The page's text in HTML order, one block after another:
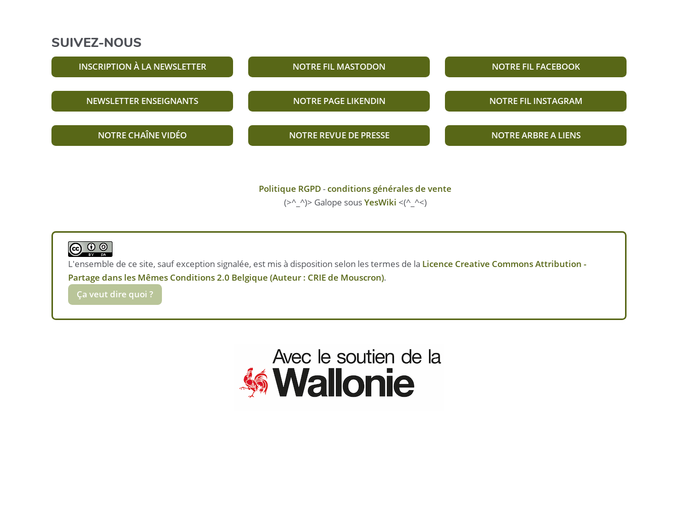
SUIVEZ-NOUS
INSCRIPTION À LA NEWSLETTER
NEWSLETTER ENSEIGNANTS
NOTRE CHAÎNE VIDÉO
NOTRE FIL MASTODON
NOTRE PAGE LIKENDIN
NOTRE REVUE DE PRESSE
NOTRE FIL FACEBOOK
NOTRE FIL INSTAGRAM
NOTRE ARBRE A LIENS
Politique RGPD-conditions générales de vente
(>^_^)> Galope sousYesWiki <(^_^<)
L'ensemble de ce site, sauf exception signalée, est mis à disposition selon les termes de la Licence Creative Commons Attribution -
Partage dans les Mêmes Conditions 2.0 Belgique (Auteur : CRIE de Mouscron).
Ça veut dire quoi ?